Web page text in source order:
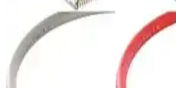
Yüksek Performanslı CAT7
Kablosu ile Güçlü Ağ
Yassı ve esnek yapısıyla yüksek
FTP Ethernet kablosu, dayanıklılığı